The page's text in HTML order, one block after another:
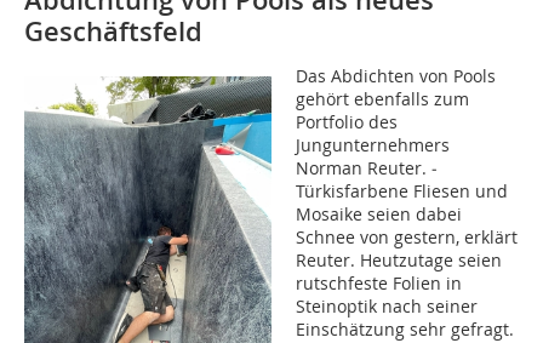
Geschäftsfeld
Das Abdichten von Pools
gehört ebenfalls zum
Portfolio des
Jungunternehmers
Norman Reuter. ­
Türkisfarbene Fliesen und
Mosaike seien dabei
Schnee von gestern, erklärt
Reuter. Heutzutage seien
rutschfeste Folien in
Steinoptik nach seiner
Einschätzung sehr gefragt.